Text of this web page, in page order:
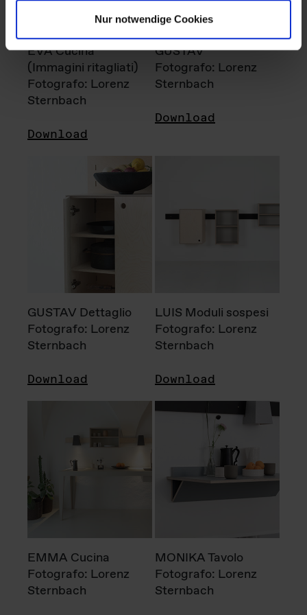
Nur notwendige Cookies
EVA Cucina
(Immagini ritagliati)
Fotografo: Lorenz
Sternbach
Download
GUSTAV
Fotografo: Lorenz
Sternbach
Download
GUSTAV Dettaglio
Fotografo: Lorenz
Sternbach
Download
LUIS Moduli sospesi
Fotografo: Lorenz
Sternbach
Download
EMMA Cucina
Fotografo: Lorenz
Sternbach
MONIKA Tavolo
Fotografo: Lorenz
Sternbach